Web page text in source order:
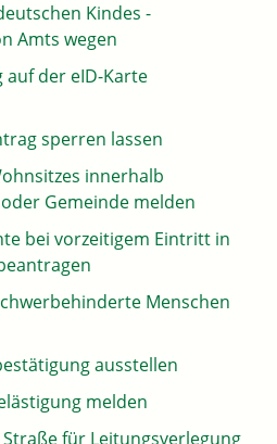
Kindes -
Amts wegen
der eID-Karte
sperren lassen
innerhalb
Gemeinde melden
bei vorzeitigem Eintritt in
Menschen
ausstellen
melden
für Leitungsverlegung